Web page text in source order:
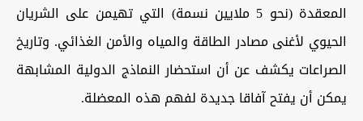
المعقدة (نحو 5 ملايين نسمة) التي تهيمن على الشريان
الحيوي لأغنى مصادر الطاقة والمياه والأمن الغذائي. وتاريخ
الصراعات يكشف عن أن استحضار النماذج الدولية المشابهة
يمكن أن يفتح آفاقا جديدة لفهم هذه المعضلة.